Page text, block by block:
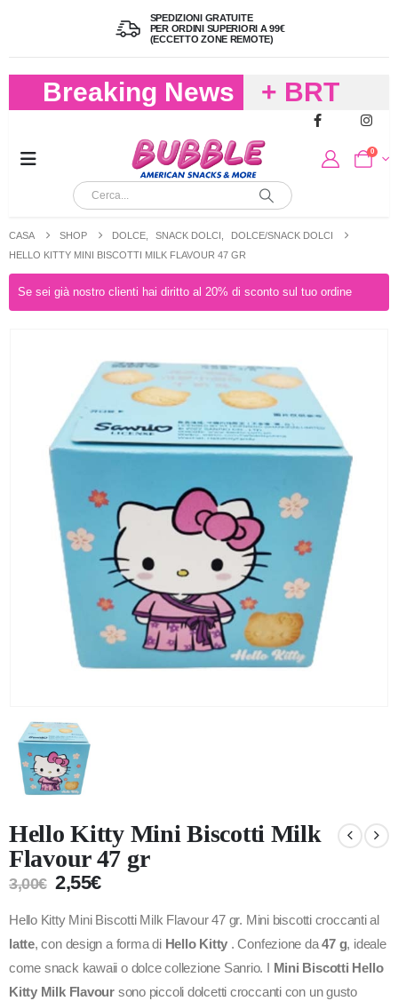
SPEDIZIONI GRATUITE
PER ORDINI SUPERIORI A 99€
(ECCETTO ZONE REMOTE)
Breaking News
+ BRT
FREDDO
PER
E
(FINO A 4,9
KG) –
CONSEGNA
IN 24/48
ORE AD
ECCEZIONE
DI ALCUNE
AREE
0
CASA SHOP DOLCE SNACK DOLCI
DOLCE/SNACK DOLCI
HELLO KITTY MINI BISCOTTI MILK FLAVOUR 47 GR
Se sei già nostro clienti hai diritto al 20% di sconto sul tuo ordine
Hello Kitty Mini Biscotti Milk
Flavour 47 gr
3,00€ 2,55€
Hello Kitty Mini Biscotti Milk Flavour 47 gr. Mini biscotti croccanti al
latte, con design a forma di Hello Kitty . Confezione da47 g, ideale
come snack kawaii o dolce collezione Sanrio. I
Mini Biscotti Hello
Kitty Milk Flavour sono piccoli dolcetti croccanti con un gusto